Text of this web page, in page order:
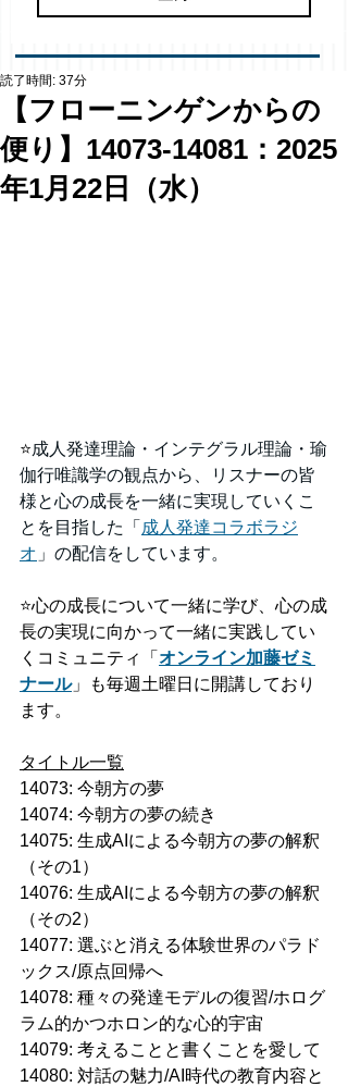
【フローニンゲンからの
便り】14073-14081：2025
年1月22日（水）
読了時間: 37分
⭐️成人発達理論・インテグラル理論・瑜
伽行唯識学の観点から、リスナーの皆
様と心の成長を一緒に実現していくこ
とを目指した「 成人発達コラボラジ
オ 」の配信をしています。
⭐️心の成長について一緒に学び、心の成
長の実現に向かって一緒に実践してい
くコミュニティ「 オンライン加藤ゼミ
ナール」も毎週土曜日に開講しており
ます。
タイトル一覧
14073: 今朝方の夢
14074: 今朝方の夢の続き
14075: 生成AIによる今朝方の夢の解釈
（その1）
14076: 生成AIによる今朝方の夢の解釈
（その2）
14077: 選ぶと消える体験世界のパラド
ックス/原点回帰へ
14078: 種々の発達モデルの復習/ホログ
ラム的かつホロン的な心的宇宙
14079: 考えることと書くことを愛して
14080: 対話の魅力/AI時代の教育内容と